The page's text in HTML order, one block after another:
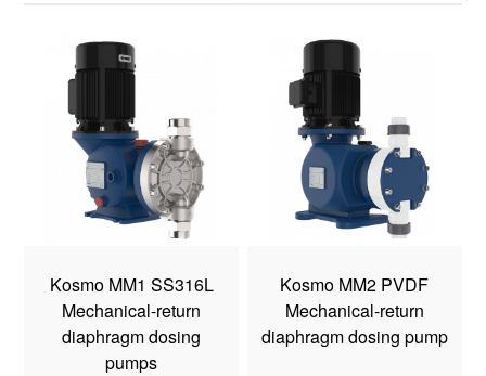
Kosmo MM1 SS316L
Mechanical-return
diaphragm dosing
pumps
Kosmo MM2 PVDF
Mechanical-return
diaphragm dosing pump